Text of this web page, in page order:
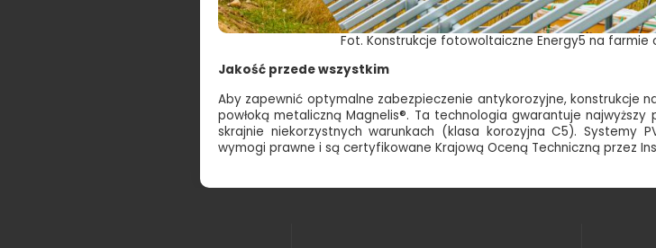
Fot. Konstrukcje fotowoltaiczne Energy5 na farmie
Jakość przede wszystkim
Aby zapewnić optymalne zabezpieczenie antykorozyjne, konstrukcje
powłoką metaliczną Magnelis®. Ta technologia gwarantuje
skrajnie niekorzystnych warunkach (klasa korozyjna C5). Systemy
wymogi prawne i są certyfikowane Krajową Oceną Techniczną przez